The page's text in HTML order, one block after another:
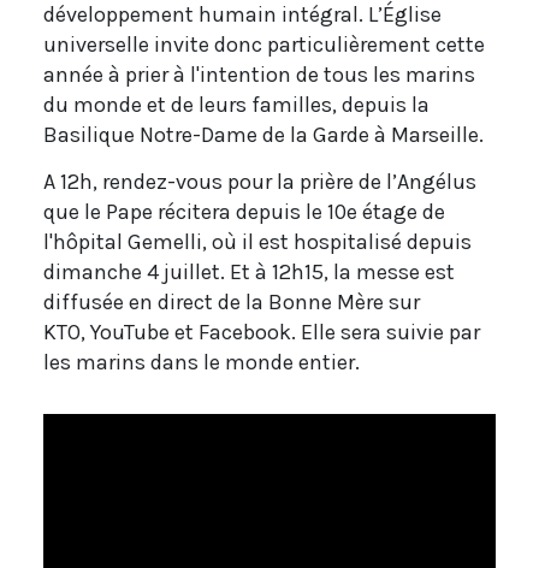
développement humain intégral. L’Église
universelle invite donc particulièrement cette
année à prier à l'intention de tous les marins
du monde et de leurs familles, depuis la
Basilique Notre-Dame de la Garde à Marseille.
A 12h, rendez-vous pour la prière de l’Angélus
que le Pape récitera depuis le 10e étage de
l'hôpital Gemelli, où il est hospitalisé depuis
dimanche 4 juillet. Et à 12h15, la messe est
diffusée en direct de la Bonne Mère sur
KTO, YouTube et Facebook. Elle sera suivie par
les marins dans le monde entier.